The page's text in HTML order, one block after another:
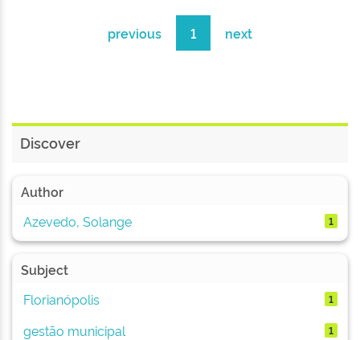
previous 1 next
Discover
Author
Azevedo, Solange
1
Subject
Florianópolis
1
gestão municipal 1